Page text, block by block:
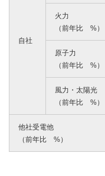
自社
火力
（前年比 %）
原子力
（前年比 %）
風力・太陽光
（前年比 %）
他社受電他
（前年比 %）